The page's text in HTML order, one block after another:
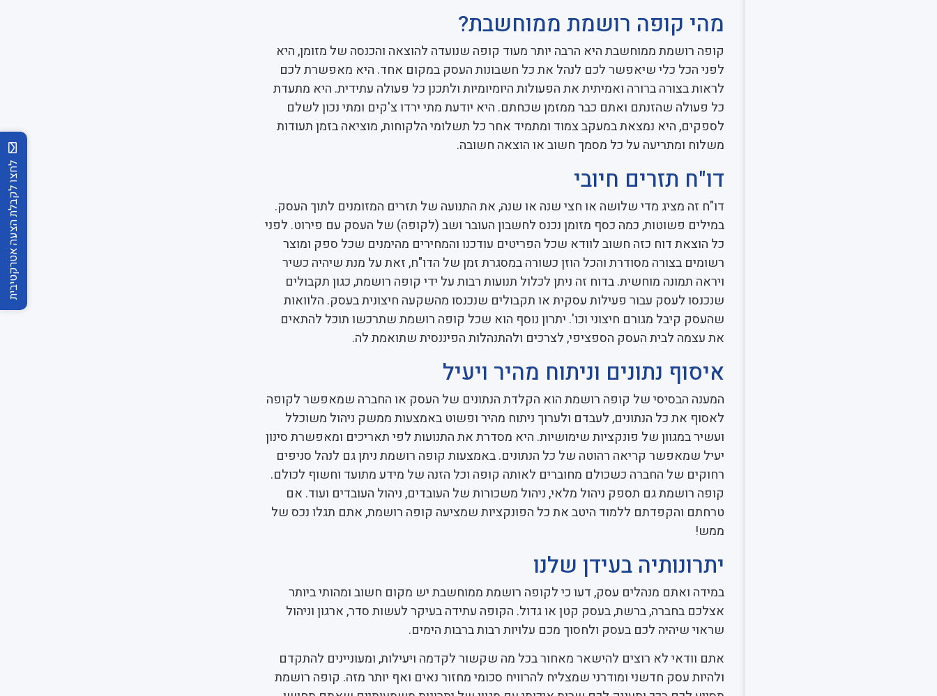
לחצו לקבלת הצעה אטרקטיבית
מהי קופה רושמת ממוחשבת?
קופה רושמת ממוחשבת היא הרבה יותר מעוד קופה שנועדה להוצאה והכנסה של מזומן, היא
לפני הכל כלי שיאפשר לכם לנהל את כל חשבונות העסק במקום אחד. היא מאפשרת לכם
לראות בצורה ברורה ואמיתית את הפעולות היומיומיות ולתכנן כל פעולה עתידית. היא מתעדת
כל פעולה שהזנתם ואתם כבר ממזמן שכחתם. היא יודעת מתי ירדו צ'קים ומתי נכון לשלם
לספקים, היא נמצאת במעקב צמוד ומתמיד אחר כל תשלומי הלקוחות, מוציאה בזמן תעודות
משלוח ומתריעה על כל מסמך חשוב או הוצאה חשובה.
דו"ח תזרים חיובי
דו"ח זה מציג מדי שלושה או חצי שנה או שנה, את התנועה של תזרים המזומנים לתוך העסק.
במילים פשוטות, כמה כסף מזומן נכנס לחשבון העובר ושב (לקופה) של העסק עם פירוט. לפני
כל הוצאת דוח כזה חשוב לוודא שכל הפריטים עודכנו והמחירים מהימנים שכל ספק ומוצר
רשומים בצורה מסודרת והכל הוזן כשורה במסגרת זמן של הדו"ח, זאת על מנת שיהיה כשיר
ויראה תמונה מוחשית. בדוח זה ניתן לכלול תנועות רבות על ידי קופה רושמת, כגון תקבולים
שנכנסו לעסק עבור פעילות עסקית או תקבולים שנכנסו מהשקעה חיצונית בעסק. הלוואות
שהעסק קיבל מגורם חיצוני וכו'. יתרון נוסף הוא שכל קופה רושמת שתרכשו תוכל להתאים
את עצמה לבית העסק הספציפי, לצרכים ולהתנהלות הפיננסית שתואמת לה.
איסוף נתונים וניתוח מהיר ויעיל
המענה הבסיסי של קופה רושמת הוא הקלדת הנתונים של העסק או החברה שמאפשר לקופה
לאסוף את כל הנתונים, לעבדם ולערוך ניתוח מהיר ופשוט באמצעות ממשק ניהול משוכלל
ועשיר במגוון של פונקציות שימושיות. היא מסדרת את התנועות לפי תאריכים ומאפשרת סינון
יעיל שמאפשר קריאה רהוטה של כל הנתונים. באמצעות קופה רושמת ניתן גם לנהל סניפים
רחוקים של החברה כשכולם מחוברים לאותה קופה וכל הזנה של מידע מתועד וחשוף לכולם.
קופה רושמת גם תספק ניהול מלאי, ניהול משכורות של העובדים, ניהול העובדים ועוד. אם
טרחתם והקפדתם ללמוד היטב את כל הפונקציות שמציעה קופה רושמת, אתם תגלו נכס של
ממש!
יתרונותיה בעידן שלנו
במידה ואתם מנהלים עסק, דעו כי לקופה רושמת ממוחשבת יש מקום חשוב ומהותי ביותר
אצלכם בחברה, ברשת, בעסק קטן או גדול. הקופה עתידה בעיקר לעשות סדר, ארגון וניהול
שראוי שיהיה לכם בעסק ולחסוך מכם עלויות רבות ברבות הימים.
אתם וודאי לא רוצים להישאר מאחור בכל מה שקשור לקדמה ויעילות, ומעוניינים להתקדם
ולהיות עסק חדשני ומודרני שמצליח להרוויח סכומי מחזור נאים ואף יותר מזה. קופה רושמת